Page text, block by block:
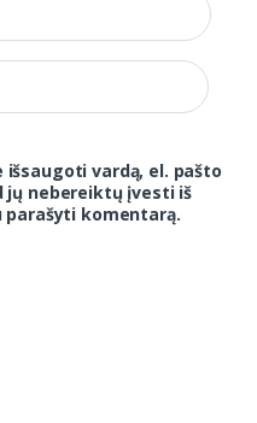
vardą, el. pašto
jų nebereiktų įvesti iš
parašyti komentarą.